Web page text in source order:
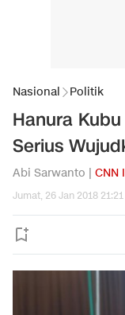
Nasional Politik
Hanura
Serius
Abi Sarwanto | CNN
Jumat, 26 Jan 2018